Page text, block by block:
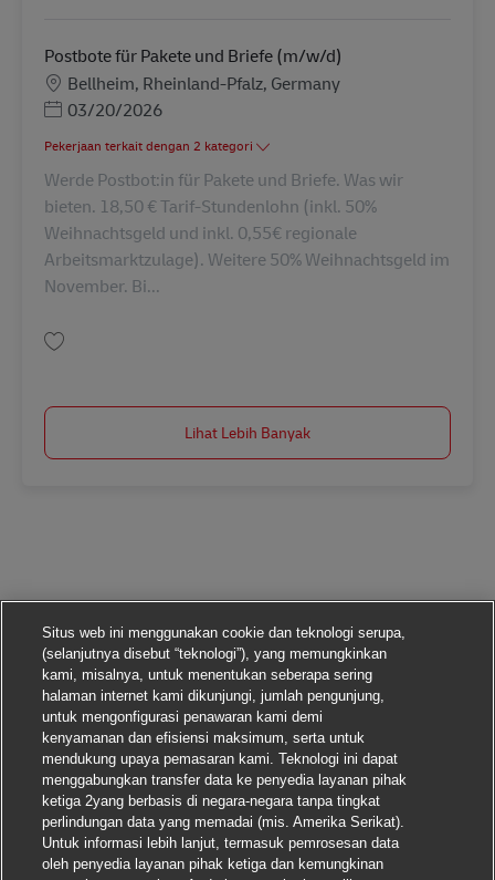
Postbote für Pakete und Briefe (m/w/d)
LokasiBellheim, Rheinland-Pfalz, Germany
Posted Date
03/20/2026
Pekerjaan terkait dengan 2 kategori
Werde Postbot:in für Pakete und Briefe. Was wir
bieten. 18,50 € Tarif-Stundenlohn (inkl. 50%
Weihnachtsgeld und inkl. 0,55€ regionale
Arbeitsmarktzulage). Weitere 50% Weihnachtsgeld im
November. Bi...
Lihat Lebih Banyak
Situs web ini menggunakan cookie dan teknologi serupa,
(selanjutnya disebut “teknologi”), yang memungkinkan
kami, misalnya, untuk menentukan seberapa sering
halaman internet kami dikunjungi, jumlah pengunjung,
untuk mengonfigurasi penawaran kami demi
kenyamanan dan efisiensi maksimum, serta untuk
mendukung upaya pemasaran kami. Teknologi ini dapat
menggabungkan transfer data ke penyedia layanan pihak
ketiga 2yang berbasis di negara-negara tanpa tingkat
perlindungan data yang memadai (mis. Amerika Serikat).
Untuk informasi lebih lanjut, termasuk pemrosesan data
oleh penyedia layanan pihak ketiga dan kemungkinan